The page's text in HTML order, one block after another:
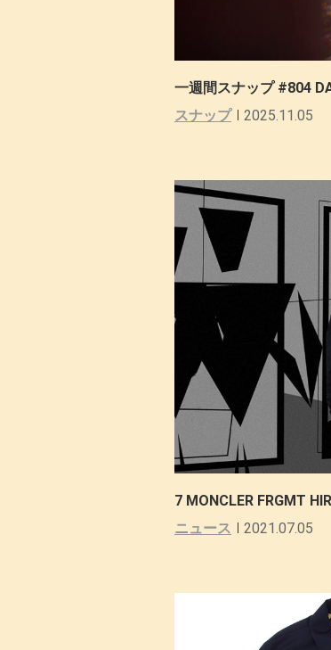
一週間スナップ #804
スナップ
2025.11.05
7 MONCLER FRGMT
ニュース
2021.07.05